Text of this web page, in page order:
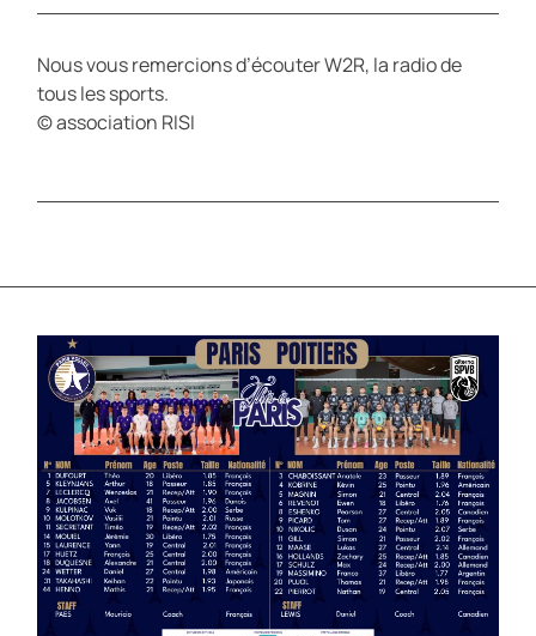
Nous vous remercions d’écouter W2R, la radio de
tous les sports.
© association RISI